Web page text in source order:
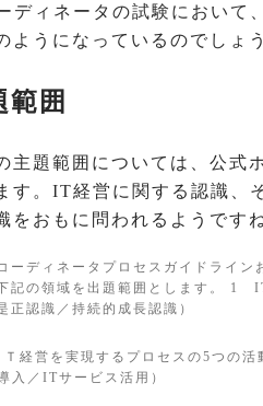
ディネータの試験において
ようになっているのでしょ
範囲
主題範囲については、公式
す。IT経営に関する認識、
をおもに問われるようですね
ーディネータプロセスガイドライ
記の領域を出題範囲とします。 1
正認識／持続的成長認識）
経営を実現するプロセスの5つの活
入／ITサービス活用）